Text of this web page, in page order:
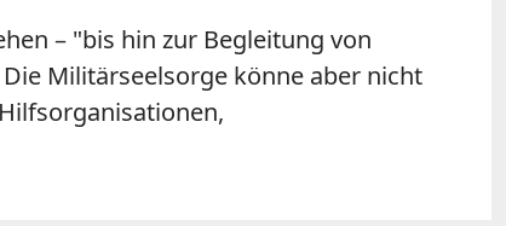
– "bis hin zur Begleitung von
Militärseelsorge könne aber nicht